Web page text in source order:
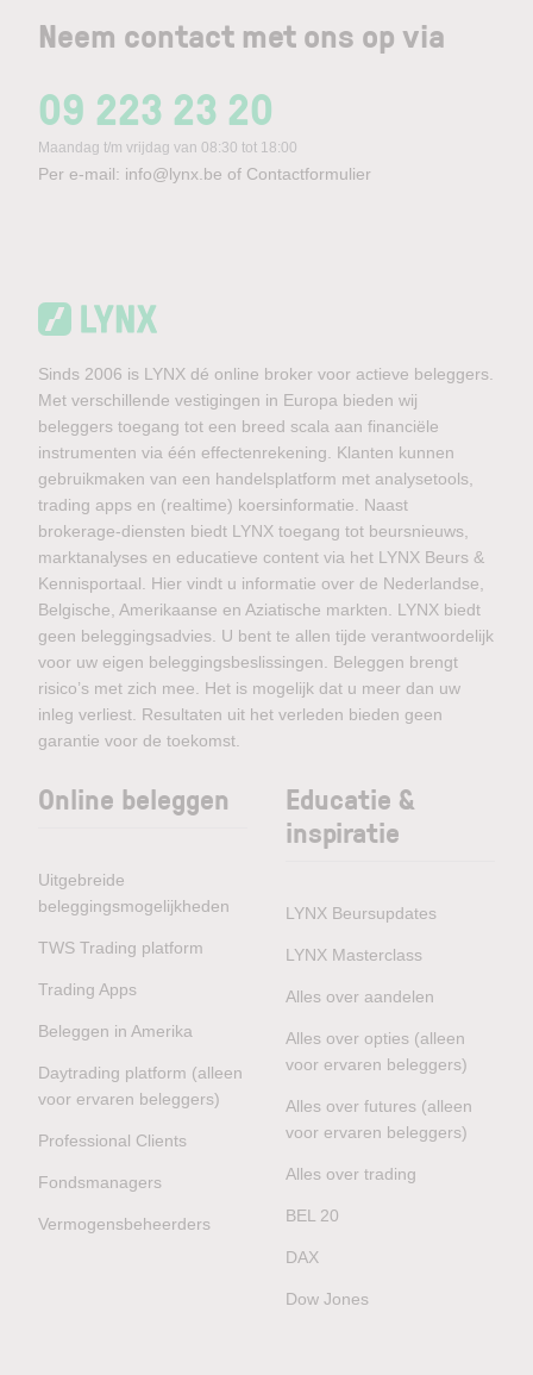
Neem contact met ons op via
09 223 23 20
Maandag t/m vrijdag van 08:30 tot 18:00
Per e-mail: info@lynx.be of Contactformulier
Sinds 2006 is LYNX dé online broker voor actieve beleggers.
Met verschillende vestigingen in Europa bieden wij
beleggers toegang tot een breed scala aan financiële
instrumenten via één effectenrekening. Klanten kunnen
gebruikmaken van een handelsplatform met analysetools,
trading apps en (realtime) koersinformatie. Naast
brokerage-diensten biedt LYNX toegang tot beursnieuws,
marktanalyses en educatieve content via het LYNX Beurs &
Kennisportaal. Hier vindt u informatie over de Nederlandse,
Belgische, Amerikaanse en Aziatische markten. LYNX biedt
geen beleggingsadvies. U bent te allen tijde verantwoordelijk
voor uw eigen beleggingsbeslissingen. Beleggen brengt
risico’s met zich mee. Het is mogelijk dat u meer dan uw
inleg verliest. Resultaten uit het verleden bieden geen
garantie voor de toekomst.
Online beleggen
Uitgebreide
beleggingsmogelijkheden
TWS Trading platform
Trading Apps
Beleggen in Amerika
Daytrading platform (alleen
voor ervaren beleggers)
Professional Clients
Fondsmanagers
Vermogensbeheerders
Educatie &
inspiratie
LYNX Beursupdates
LYNX Masterclass
Alles over aandelen
Alles over opties (alleen
voor ervaren beleggers)
Alles over futures (alleen
voor ervaren beleggers)
Alles over trading
BEL 20
DAX
Dow Jones